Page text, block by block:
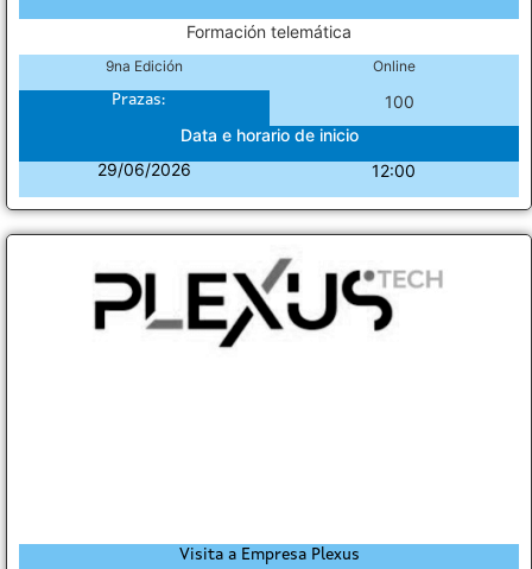
Formación telemática
9na Edición Online
Prazas:
100
Data e horario de inicio
29/06/2026
12:00
Visita a Empresa Plexus